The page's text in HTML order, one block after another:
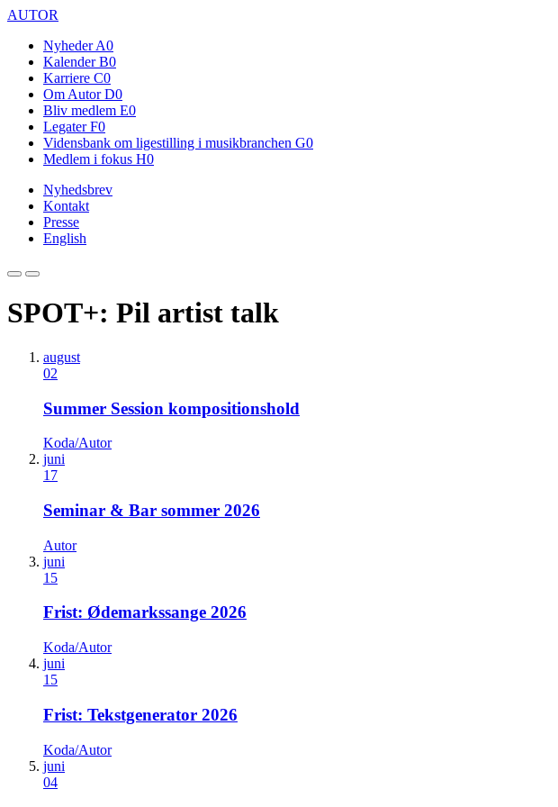
AUTOR
Nyheder A0
Kalender B0
Karriere C0
Om Autor D0
Bliv medlem E0
Legater F0
Vidensbank om ligestilling i musikbranchen G0
Medlem i fokus H0
Nyhedsbrev
Kontakt
Presse
English
SPOT+: Pil artist talk
august
02
Summer Session kompositionshold
Koda/Autor
juni
17
Seminar & Bar sommer 2026
Autor
juni
15
Frist: Ødemarkssange 2026
Koda/Autor
juni
15
Frist: Tekstgenerator 2026
Koda/Autor
juni
04